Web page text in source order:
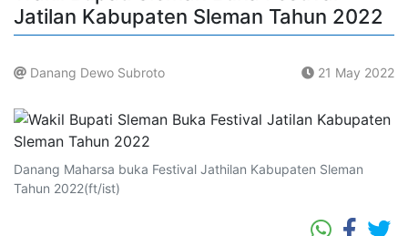
Jatilan Kabupaten Sleman Tahun 2022
Danang Dewo Subroto 21 May 2022
Danang Maharsa buka Festival Jathilan Kabupaten Sleman
Tahun 2022(ft/ist)